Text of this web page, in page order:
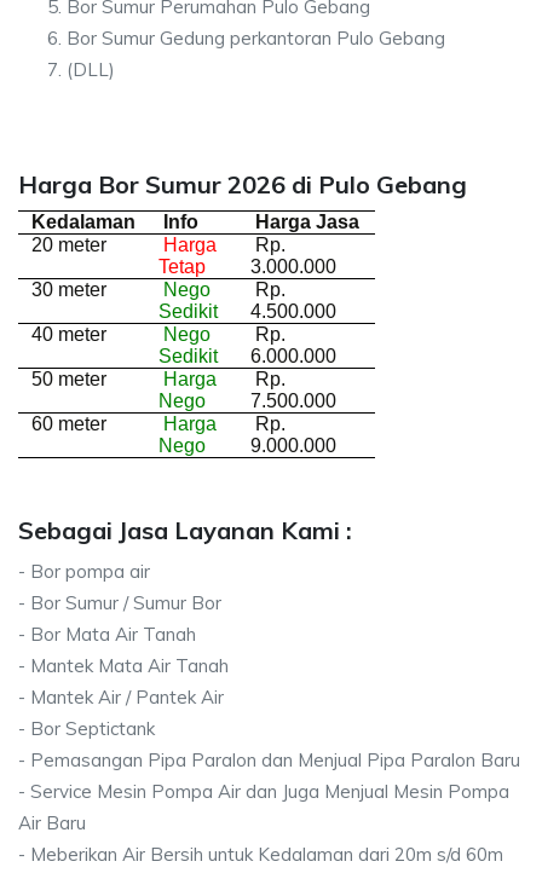
Bor Sumur Perumahan Pulo Gebang
Bor Sumur Gedung perkantoran Pulo Gebang
(DLL)
Harga Bor Sumur 2026 di Pulo Gebang
Kedalaman Info
Harga Jasa
20 meter
Harga
Tetap
Rp.
3.000.000
30 meter
Nego
Sedikit
Rp.
4.500.000
40 meter
Nego
Sedikit
Rp.
6.000.000
50 meter
Harga
Nego
Rp.
7.500.000
60 meter
Harga
Nego
Rp.
9.000.000
Sebagai Jasa Layanan Kami :
- Bor pompa air
- Bor Sumur / Sumur Bor
- Bor Mata Air Tanah
- Mantek Mata Air Tanah
- Mantek Air / Pantek Air
- Bor Septictank
- Pemasangan Pipa Paralon dan Menjual Pipa Paralon Baru
- Service Mesin Pompa Air dan Juga Menjual Mesin Pompa
Air Baru
- Meberikan Air Bersih untuk Kedalaman dari 20m s/d 60m